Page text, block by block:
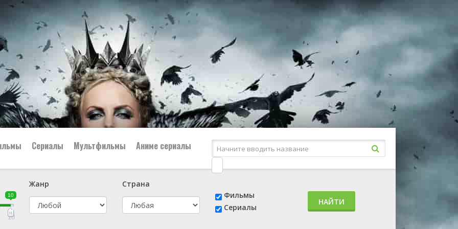
👨‍✈️ Военный
🕵️‍♂️ Детектив
Сериалы Мультфильмы Аниме сериалы
10
10
Жанр
Страна
Фильмы
Сериалы
НАЙТИ